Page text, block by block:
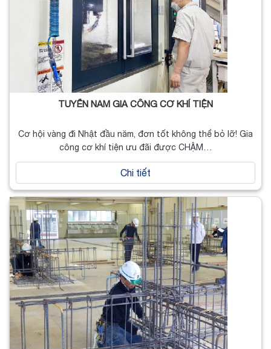
TUYỂN NAM GIA CÔNG CƠ KHÍ TIỆN
Cơ hội vàng đi Nhật đầu năm, đơn tốt không thể bỏ lỡ! Gia
công cơ khí tiện ưu đãi được CHẬM…
Chi tiết